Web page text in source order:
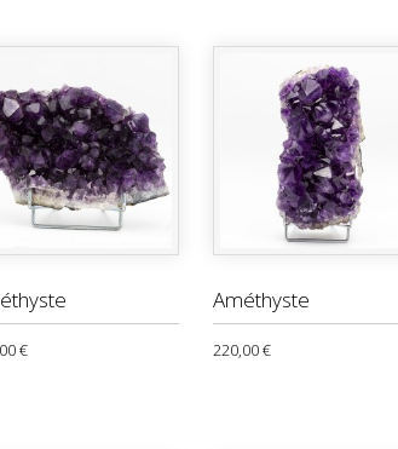
€
Améthyste
220,00 €